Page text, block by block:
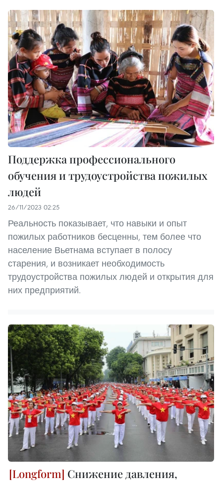
Поддержка профессионального
обучения и трудоустройства пожилых
людей
26/11/2023 02:25
Реальность показывает, что навыки и опыт
пожилых работников бесценны, тем более что
население Вьетнама вступает в полосу
старения, и возникает необходимость
трудоустройства пожилых людей и открытия для
них предприятий.
Снижение давления,